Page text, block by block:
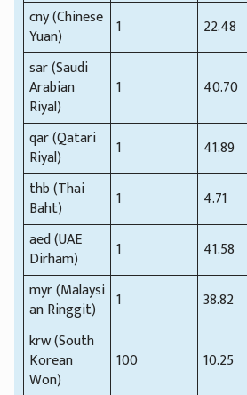
cny (Chinese
Yuan)
1 22.48
sar (Saudi
Arabian
Riyal)
1 40.70
qar (Qatari
Riyal)
1 41.89
thb (Thai
Baht)
1 4.71
aed (UAE
Dirham)
1 41.58
myr (Malaysi
an Ringgit)
1 38.82
krw (South
Korean
Won)
100 10.25